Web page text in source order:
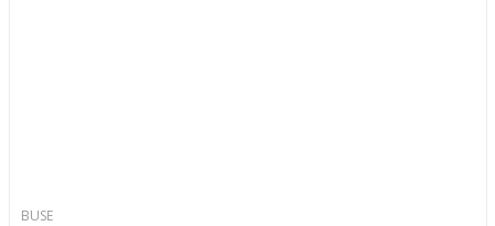
BUSE